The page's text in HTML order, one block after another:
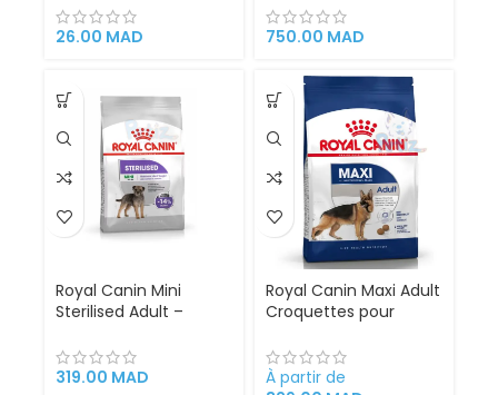
Mediterranean Natural
au Bœuf 100g – 74%
26.00 MAD
Alimentation pour
chiots de grande taille
athlétique
750.00 MAD
Royal Canin Mini
Sterilised Adult –
Chiens Stérilisés de
Petite Taille (1–10 kg) –
319.00 MAD
Royal Canin Maxi Adult
Croquettes pour
Race (26 à 44 kg) | 4
kg, 10 kg & 15 kg
À partir de